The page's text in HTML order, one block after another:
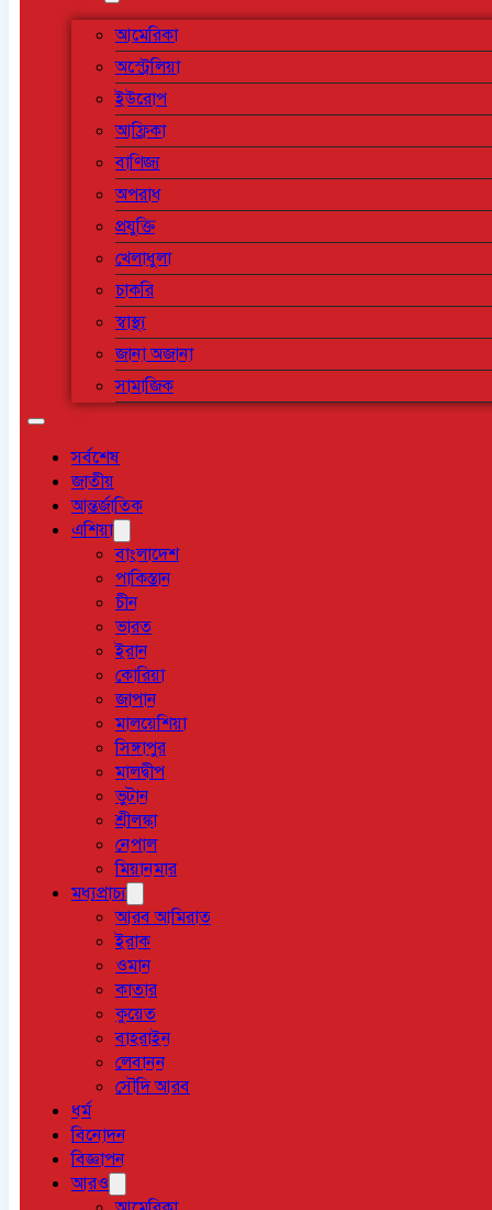
আমেরিকা
অস্ট্রেলিয়া
ইউরোপ
আফ্রিকা
বাণিজ্য
অপরাধ
প্রযুক্তি
খেলাধুলা
চাকরি
স্বাস্থ্য
জানা অজানা
সামাজিক
সর্বশেষ
জাতীয়
আন্তর্জাতিক
এশিয়া
বাংলাদেশ
পাকিস্তান
চীন
ভারত
ইরান
কোরিয়া
জাপান
মালয়েশিয়া
সিঙ্গাপুর
মালদ্বীপ
ভুটান
শ্রীলঙ্কা
নেপাল
মিয়ানমার
মধ্যপ্রাচ্য
আরব আমিরাত
ইরাক
ওমান
কাতার
কুয়েত
বাহরাইন
লেবানন
সৌদি আরব
ধর্ম
বিনোদন
বিজ্ঞাপন
আরও